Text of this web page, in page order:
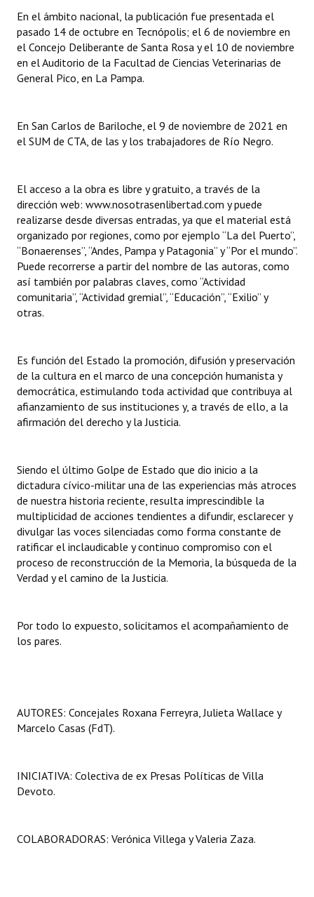
En el ámbito nacional, la publicación fue presentada el
pasado 14 de octubre en Tecnópolis; el 6 de noviembre en
el Concejo Deliberante de Santa Rosa y el 10 de noviembre
en el Auditorio de la Facultad de Ciencias Veterinarias de
General Pico, en La Pampa.
En San Carlos de Bariloche, el 9 de noviembre de 2021 en
el SUM de CTA, de las y los trabajadores de Río Negro.
El acceso a la obra es libre y gratuito, a través de la
dirección web: www.nosotrasenlibertad.com y puede
realizarse desde diversas entradas, ya que el material está
organizado por regiones, como por ejemplo “La del Puerto”,
“Bonaerenses”, “Andes, Pampa y Patagonia” y “Por el mundo”.
Puede recorrerse a partir del nombre de las autoras, como
así también por palabras claves, como “Actividad
comunitaria”, “Actividad gremial”, “Educación”, “Exilio” y
otras.
Es función del Estado la promoción, difusión y preservación
de la cultura en el marco de una concepción humanista y
democrática, estimulando toda actividad que contribuya al
afianzamiento de sus instituciones y, a través de ello, a la
afirmación del derecho y la Justicia.
Siendo el último Golpe de Estado que dio inicio a la
dictadura cívico-militar una de las experiencias más atroces
de nuestra historia reciente, resulta imprescindible la
multiplicidad de acciones tendientes a difundir, esclarecer y
divulgar las voces silenciadas como forma constante de
ratificar el inclaudicable y continuo compromiso con el
proceso de reconstrucción de la Memoria, la búsqueda de la
Verdad y el camino de la Justicia.
Por todo lo expuesto, solicitamos el acompañamiento de
los pares.
AUTORES: Concejales Roxana Ferreyra, Julieta Wallace y
Marcelo Casas (FdT).
INICIATIVA: Colectiva de ex Presas Políticas de Villa
Devoto.
COLABORADORAS: Verónica Villega y Valeria Zaza.